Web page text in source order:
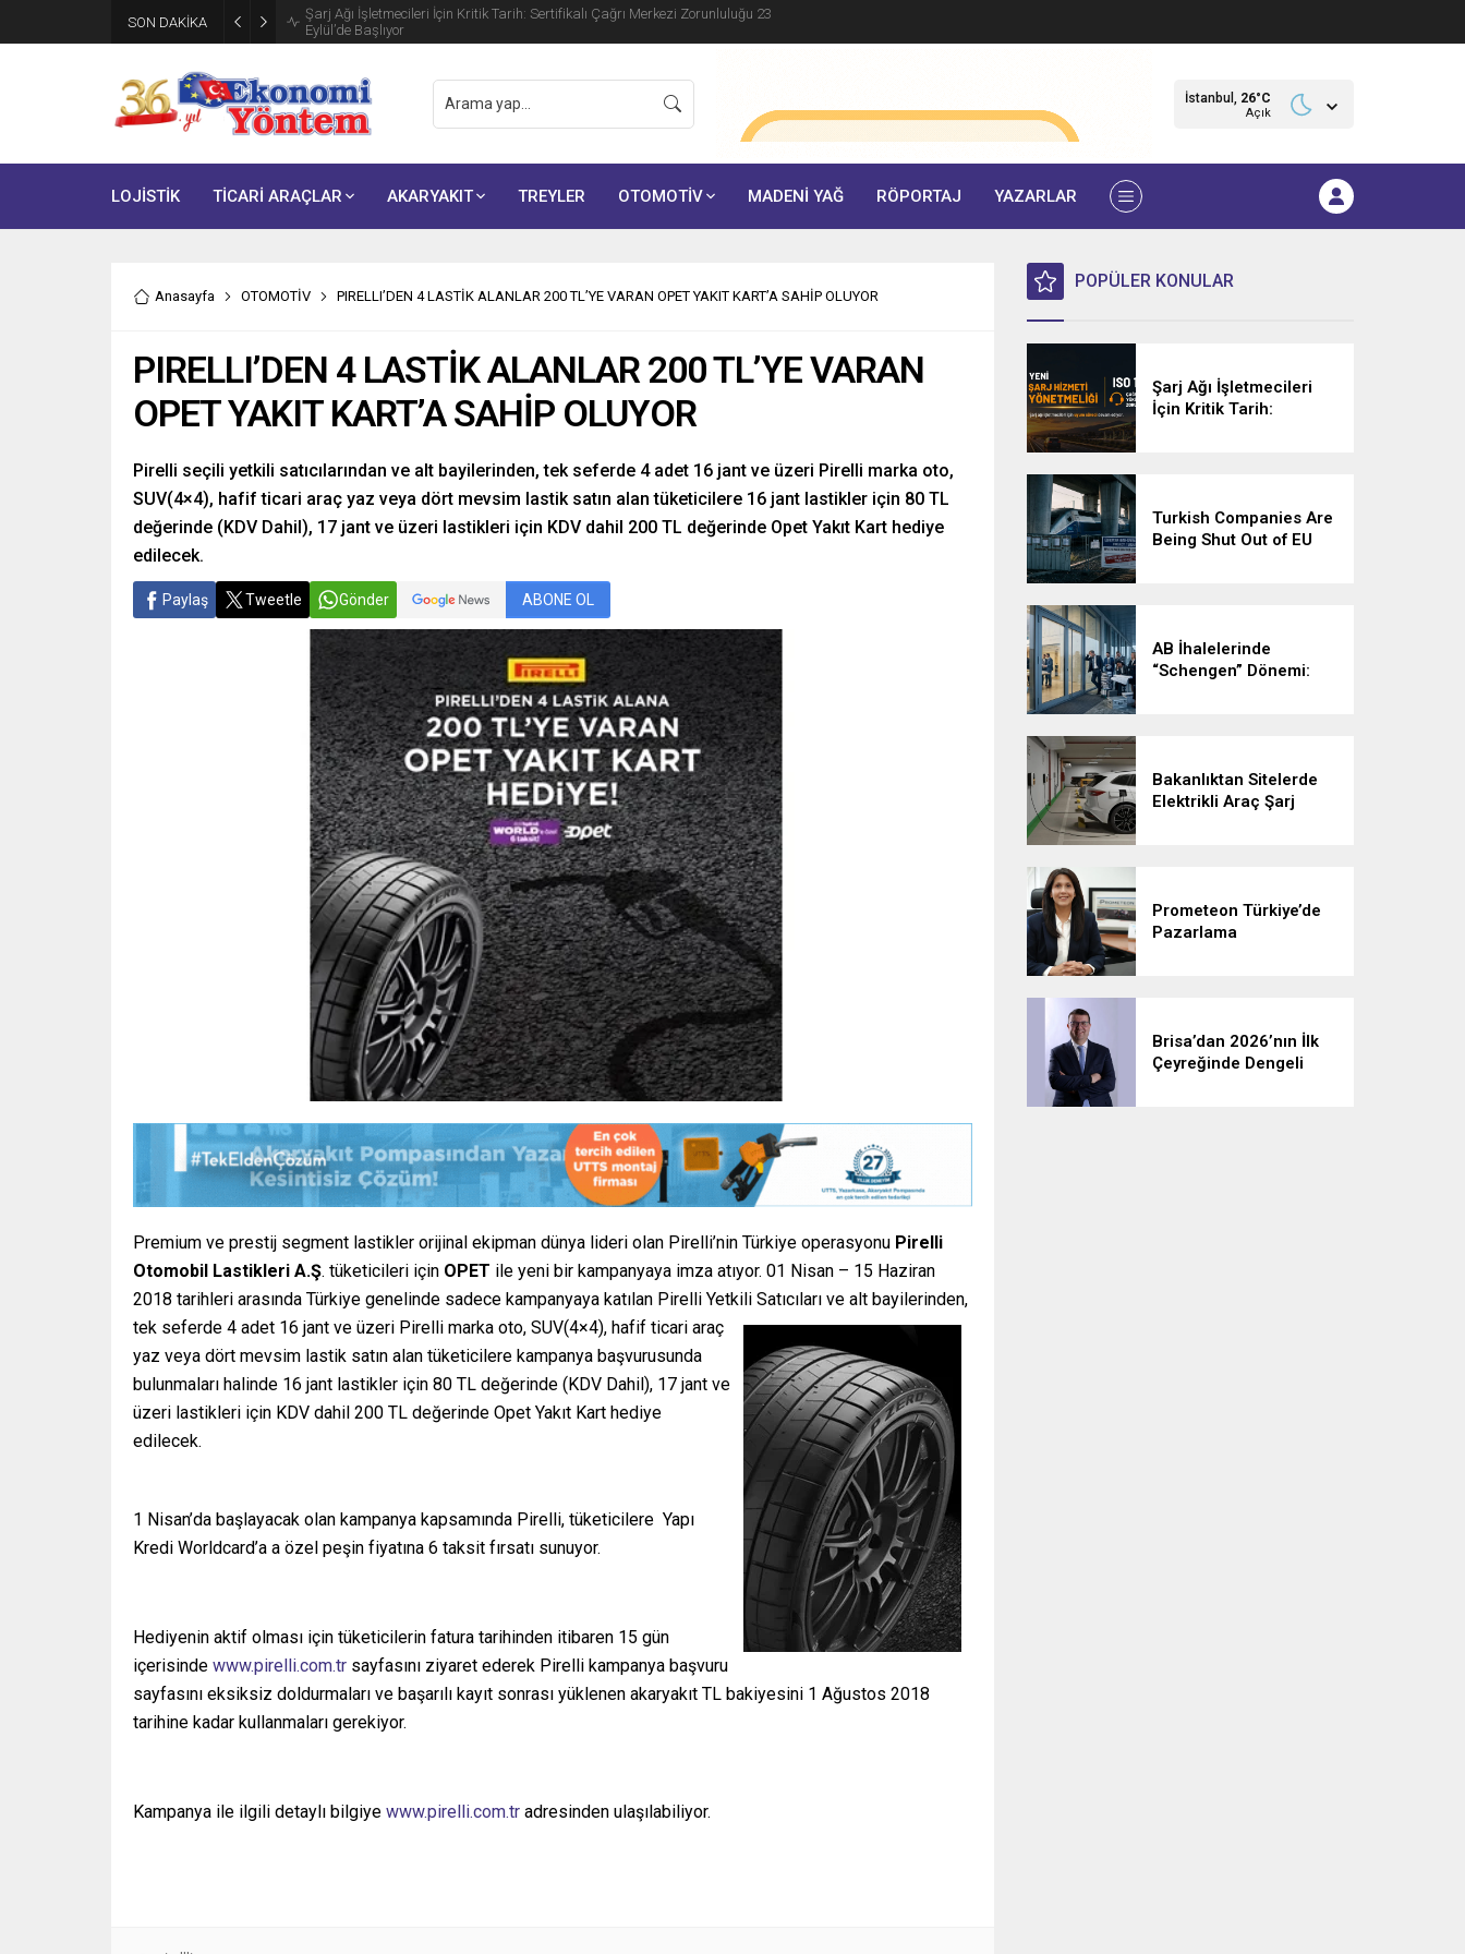
SON DAKİKA
Şarj Ağı İşletmecileri İçin Kritik Tarih: Sertifikalı Çağrı Merkezi Zorunluluğu 23
Eylül’de Başlıyor
İstanbul, 26°C
Açık
LOJİSTİK TİCARİ ARAÇLAR AKARYAKIT TREYLER OTOMOTİV MADENİ YAĞ RÖPORTAJ YAZARLAR
Anasayfa OTOMOTİV PIRELLI’DEN 4 LASTİK ALANLAR 200 TL’YE VARAN OPET YAKIT KART’A SAHİP OLUYOR
PIRELLI’DEN 4 LASTİK ALANLAR 200 TL’YE VARAN
OPET YAKIT KART’A SAHİP OLUYOR
Pirelli seçili yetkili satıcılarından ve alt bayilerinden, tek seferde 4 adet 16 jant ve üzeri Pirelli marka oto,
SUV(4×4), hafif ticari araç yaz veya dört mevsim lastik satın alan tüketicilere 16 jant lastikler için 80 TL
değerinde (KDV Dahil), 17 jant ve üzeri lastikleri için KDV dahil 200 TL değerinde Opet Yakıt Kart hediye
edilecek.
Paylaş Tweetle Gönder ABONE OL
Premium ve prestij segment lastikler orijinal ekipman dünya lideri olan Pirelli’nin Türkiye operasyonu Pirelli
Otomobil Lastikleri A.Ş. tüketicileri için OPET ile yeni bir kampanyaya imza atıyor. 01 Nisan – 15 Haziran
2018 tarihleri arasında Türkiye genelinde sadece kampanyaya katılan Pirelli Yetkili Satıcıları ve alt bayilerinden,
tek seferde 4 adet 16 jant ve üzeri Pirelli marka oto, SUV(4×4), hafif ticari araç
yaz veya dört mevsim lastik satın alan tüketicilere kampanya başvurusunda
bulunmaları halinde 16 jant lastikler için 80 TL değerinde (KDV Dahil), 17 jant ve
üzeri lastikleri için KDV dahil 200 TL değerinde Opet Yakıt Kart hediye
edilecek.
1 Nisan’da başlayacak olan kampanya kapsamında Pirelli, tüketicilere Yapı
Kredi Worldcard’a a özel peşin fiyatına 6 taksit fırsatı sunuyor.
Hediyenin aktif olması için tüketicilerin fatura tarihinden itibaren 15 gün
içerisinde www.pirelli.com.tr sayfasını ziyaret ederek Pirelli kampanya başvuru
sayfasını eksiksiz doldurmaları ve başarılı kayıt sonrası yüklenen akaryakıt TL bakiyesini 1 Ağustos 2018
tarihine kadar kullanmaları gerekiyor.
Kampanya ile ilgili detaylı bilgiye www.pirelli.com.tr adresinden ulaşılabiliyor.
POPÜLER KONULAR
Şarj Ağı İşletmecileri
İçin Kritik Tarih:
Turkish Companies Are
Being Shut Out of EU
AB İhalelerinde
“Schengen” Dönemi:
Bakanlıktan Sitelerde
Elektrikli Araç Şarj
Prometeon Türkiye’de
Pazarlama
Brisa’dan 2026’nın İlk
Çeyreğinde Dengeli